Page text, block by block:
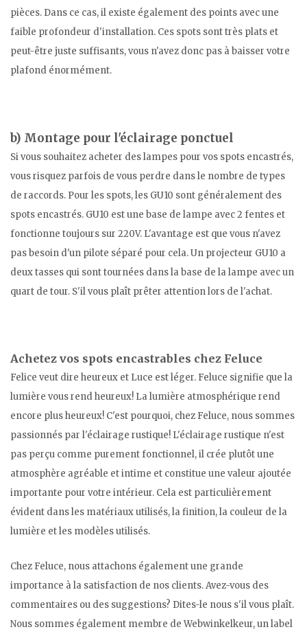
pièces. Dans ce cas, il existe également des points avec une
faible profondeur d'installation. Ces spots sont très plats et
peut-être juste suffisants, vous n'avez donc pas à baisser votre
plafond énormément.
b) Montage pour l'éclairage ponctuel
Si vous souhaitez acheter des lampes pour vos spots encastrés,
vous risquez parfois de vous perdre dans le nombre de types
de raccords. Pour les spots, les GU10 sont généralement des
spots encastrés. GU10 est une base de lampe avec 2 fentes et
fonctionne toujours sur 220V. L'avantage est que vous n'avez
pas besoin d'un pilote séparé pour cela. Un projecteur GU10 a
deux tasses qui sont tournées dans la base de la lampe avec un
quart de tour. S'il vous plaît prêter attention lors de l'achat.
Achetez vos spots encastrables chez Feluce
Felice veut dire heureux et Luce est léger. Feluce signifie que la
lumière vous rend heureux! La lumière atmosphérique rend
encore plus heureux! C'est pourquoi, chez Feluce, nous sommes
passionnés par l'éclairage rustique! L'éclairage rustique n'est
pas perçu comme purement fonctionnel, il crée plutôt une
atmosphère agréable et intime et constitue une valeur ajoutée
importante pour votre intérieur. Cela est particulièrement
évident dans les matériaux utilisés, la finition, la couleur de la
lumière et les modèles utilisés.
Chez Feluce, nous attachons également une grande
importance à la satisfaction de nos clients. Avez-vous des
commentaires ou des suggestions? Dites-le nous s'il vous plaît.
Nous sommes également membre de Webwinkelkeur, un label